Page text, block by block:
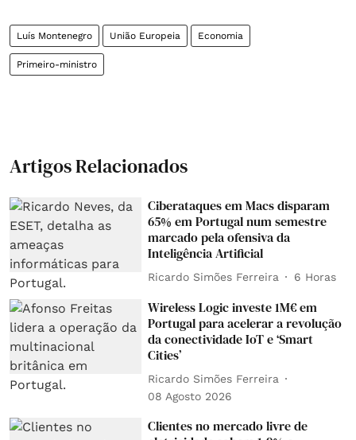
Luís Montenegro União Europeia Economia
Primeiro-ministro
Artigos Relacionados
Ciberataques em Macs disparam
65% em Portugal num semestre
marcado pela ofensiva da
Inteligência Artificial
Ricardo Simões Ferreira 6 Horas
Wireless Logic investe 1M€ em
Portugal para acelerar a revolução
da conectividade IoT e ‘Smart
Cities’
Ricardo Simões Ferreira
08 Agosto 2026
Clientes no mercado livre de